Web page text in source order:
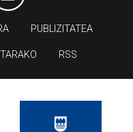
PUBLIZITATEA
RSS